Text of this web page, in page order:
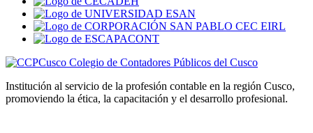
Colegio de Contadores Públicos del Cusco
Institución al servicio de la profesión contable en la región Cusco,
promoviendo la ética, la capacitación y el desarrollo profesional.